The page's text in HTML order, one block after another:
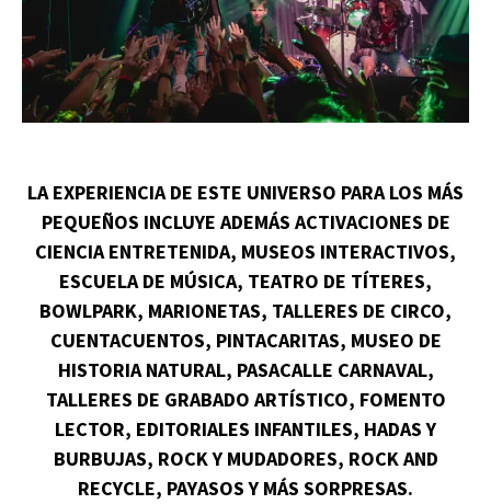
LA EXPERIENCIA DE ESTE UNIVERSO PARA LOS MÁS
PEQUEÑOS INCLUYE ADEMÁS ACTIVACIONES DE
CIENCIA ENTRETENIDA, MUSEOS INTERACTIVOS,
ESCUELA DE MÚSICA, TEATRO DE TÍTERES,
BOWLPARK, MARIONETAS, TALLERES DE CIRCO,
CUENTACUENTOS, PINTACARITAS, MUSEO DE
HISTORIA NATURAL, PASACALLE CARNAVAL,
TALLERES DE GRABADO ARTÍSTICO, FOMENTO
LECTOR, EDITORIALES INFANTILES, HADAS Y
BURBUJAS, ROCK Y MUDADORES, ROCK AND
RECYCLE, PAYASOS Y MÁS SORPRESAS.